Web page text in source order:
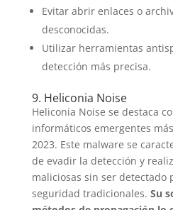
Evitar abrir enlaces o
desconocidas.
Utilizar herramientas
detección más precisa.
9. Heliconia Noise
Heliconia Noise se destaca
informáticos emergentes
2023. Este malware se
de evadir la detección y
maliciosas sin ser detectado
seguridad tradicionales. Su